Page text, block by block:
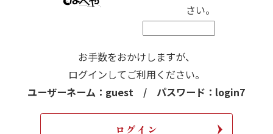
さい。
お手数をおかけしますが、
ログインしてご利用ください。
ユーザーネーム：guest / パスワード：login7